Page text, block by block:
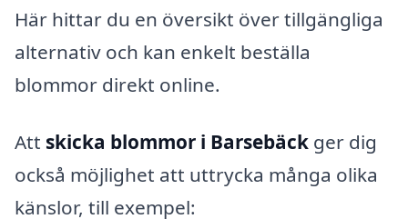
Här hittar du en översikt över tillgängliga
alternativ och kan enkelt beställa
blommor direkt online.
Att skicka blommor i Barsebäck ger dig
också möjlighet att uttrycka många olika
känslor, till exempel: